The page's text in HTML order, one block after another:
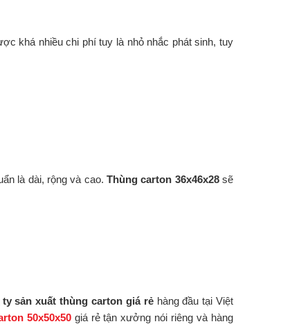
khá nhiều chi phí tuy là nhỏ nhắc phát sinh, tuy
là dài, rộng và cao.Thùng carton 36x46x28sẽ
ty sản xuất thùng carton giá rẻhàng đầu tại Việt
50x50x50giá rẻ tận xưởng nói riêng và hàng